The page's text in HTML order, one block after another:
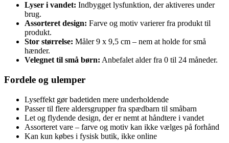
Lyser i vandet: Indbygget lysfunktion, der aktiveres under
brug.
Assorteret design: Farve og motiv varierer fra produkt til
produkt.
Stor størrelse: Måler 9 x 9,5 cm – nem at holde for små
hænder.
Velegnet til små børn: Anbefalet alder fra 0 til 24 måneder.
Fordele og ulemper
Lyseffekt gør badetiden mere underholdende
Passer til flere aldersgrupper fra spædbarn til småbarn
Let og flydende design, der er nemt at håndtere i vandet
Assorteret vare – farve og motiv kan ikke vælges på forhånd
Kan kun købes i fysisk butik, ikke online